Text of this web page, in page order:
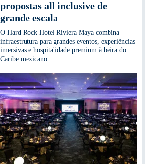
propostas all inclusive de
grande escala
O Hard Rock Hotel Riviera Maya combina
infraestrutura para grandes eventos, experiências
imersivas e hospitalidade premium à beira do
Caribe mexicano